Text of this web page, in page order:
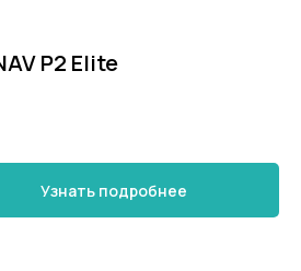
P2 Elite
Узнать подробнее